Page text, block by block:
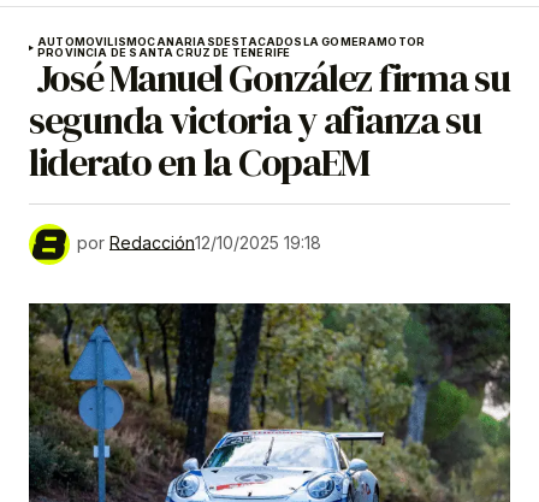
AUTOMOVILISMOCANARIASDESTACADOSLA GOMERAMOTOR
PROVINCIA DE SANTA CRUZ DE TENERIFE
José Manuel González firma su
segunda victoria y afianza su
liderato en la CopaEM
por Redacción12/10/2025 19:18